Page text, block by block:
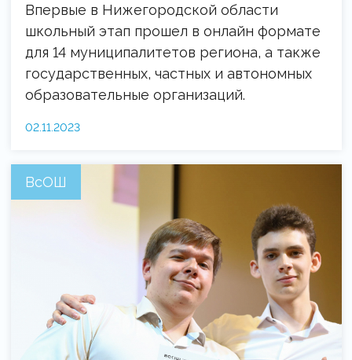
Впервые в Нижегородской области
школьный этап прошел в онлайн формате
для 14 муниципалитетов региона, а также
государственных, частных и автономных
образовательные организаций.
02.11.2023
ВсОШ